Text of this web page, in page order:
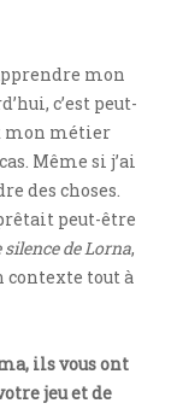
mon
c’est peut-
mon métier
Même si j’ai
des choses.
peut-être
silence de Lorna,
contexte tout à
ils vous ont
jeu et de